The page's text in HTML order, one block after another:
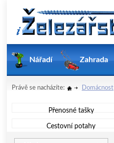
Nářadí Zahrada
Právě se nacházíte: Domácnost
Přenosné tašky
Cestovní potahy